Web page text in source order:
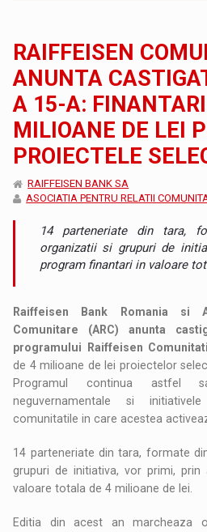
RAIFFEISEN
ANUNTA
A 15-A:
MILIOANE DE LEI
PROIECTELE
RAIFFEISEN BANK SA
ASOCIATIA PENTRU RELATII
14 parteneriate din tara,
organizatii si grupuri de
program finantari in valoare
Raiffeisen Bank Romania si
Comunitare (ARC) anunta
programului Raiffeisen Comunitati
de 4 milioane de lei proiectelor
Programul continua astfel
neguvernamentale si
comunitatile in care acestea
14 parteneriate din tara, formate
grupuri de initiativa, vor primi,
valoare totala de 4 milioane de lei.
Editia din acest an marcheaza